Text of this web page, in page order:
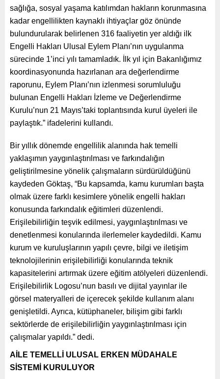
sağlığa, sosyal yaşama katılımdan hakların korunmasına
kadar engellilikten kaynaklı ihtiyaçlar göz önünde
bulundurularak belirlenen 316 faaliyetin yer aldığı ilk
Engelli Hakları Ulusal Eylem Planı’nın uygulanma
sürecinde 1’inci yılı tamamladık. İlk yıl için Bakanlığımız
koordinasyonunda hazırlanan ara değerlendirme
raporunu, Eylem Planı’nın izlenmesi sorumluluğu
bulunan Engelli Hakları İzleme ve Değerlendirme
Kurulu’nun 21 Mayıs’taki toplantısında kurul üyeleri ile
paylaştık.” ifadelerini kullandı.
Bir yıllık dönemde engellilik alanında hak temelli
yaklaşımın yaygınlaştırılması ve farkındalığın
geliştirilmesine yönelik çalışmaların sürdürüldüğünü
kaydeden Göktaş, “Bu kapsamda, kamu kurumları başta
olmak üzere farklı kesimlere yönelik engelli hakları
konusunda farkındalık eğitimleri düzenlendi.
Erişilebilirliğin teşvik edilmesi, yaygınlaştırılması ve
denetlenmesi konularında ilerlemeler kaydedildi. Kamu
kurum ve kuruluşlarının yapılı çevre, bilgi ve iletişim
teknolojilerinin erişilebilirliği konularında teknik
kapasitelerini artırmak üzere eğitim atölyeleri düzenlendi.
Erişilebilirlik Logosu’nun basılı ve dijital yayınlar ile
görsel materyalleri de içerecek şekilde kullanım alanı
genişletildi. Ayrıca, kütüphaneler, bilişim gibi farklı
sektörlerde de erişilebilirliğin yaygınlaştırılması için
çalışmalar yapıldı.” dedi.
AİLE TEMELLİ ULUSAL ERKEN MÜDAHALE
SİSTEMİ KURULUYOR